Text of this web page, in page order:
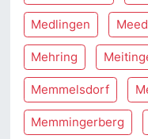
Medlingen
Mehring
Memmelsdorf
Memmingerberg